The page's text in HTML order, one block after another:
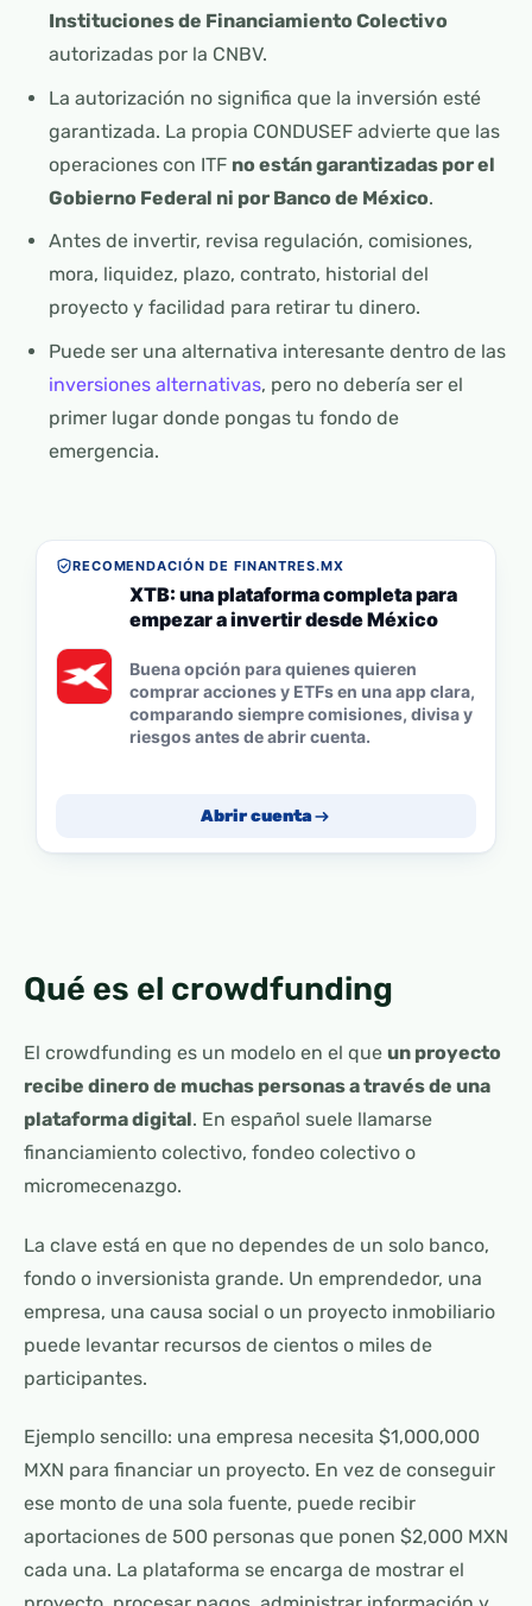
Instituciones de Financiamiento Colectivo
autorizadas por la CNBV.
La autorización no significa que la inversión esté
garantizada. La propia CONDUSEF advierte que las
operaciones con ITF no están garantizadas por el
Gobierno Federal ni por Banco de México.
Antes de invertir, revisa regulación, comisiones,
mora, liquidez, plazo, contrato, historial del
proyecto y facilidad para retirar tu dinero.
Puede ser una alternativa interesante dentro de las
inversiones alternativas, pero no debería ser el
primer lugar donde pongas tu fondo de
emergencia.
RECOMENDACIÓN DE FINANTRES.MX
XTB: una plataforma completa para
empezar a invertir desde México
Buena opción para quienes quieren
comprar acciones y ETFs en una app clara,
comparando siempre comisiones, divisa y
riesgos antes de abrir cuenta.
Abrir cuenta
Qué es el crowdfunding
El crowdfunding es un modelo en el que un proyecto
recibe dinero de muchas personas a través de una
plataforma digital. En español suele llamarse
financiamiento colectivo, fondeo colectivo o
micromecenazgo.
La clave está en que no dependes de un solo banco,
fondo o inversionista grande. Un emprendedor, una
empresa, una causa social o un proyecto inmobiliario
puede levantar recursos de cientos o miles de
participantes.
Ejemplo sencillo: una empresa necesita $1,000,000
MXN para financiar un proyecto. En vez de conseguir
ese monto de una sola fuente, puede recibir
aportaciones de 500 personas que ponen $2,000 MXN
cada una. La plataforma se encarga de mostrar el